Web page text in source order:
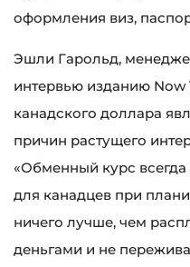
оформления виз,
Эшли Гарольд,
интервью изданию Now
канадского доллара
причин растущего
«Обменный курс
для канадцев при
ничего лучше, чем
деньгами и не